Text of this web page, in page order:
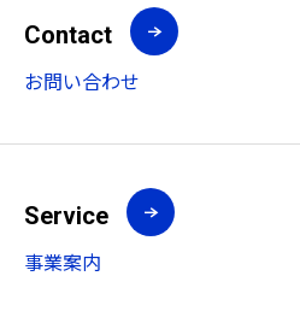
Contact
お問い合わせ
Service
事業案内